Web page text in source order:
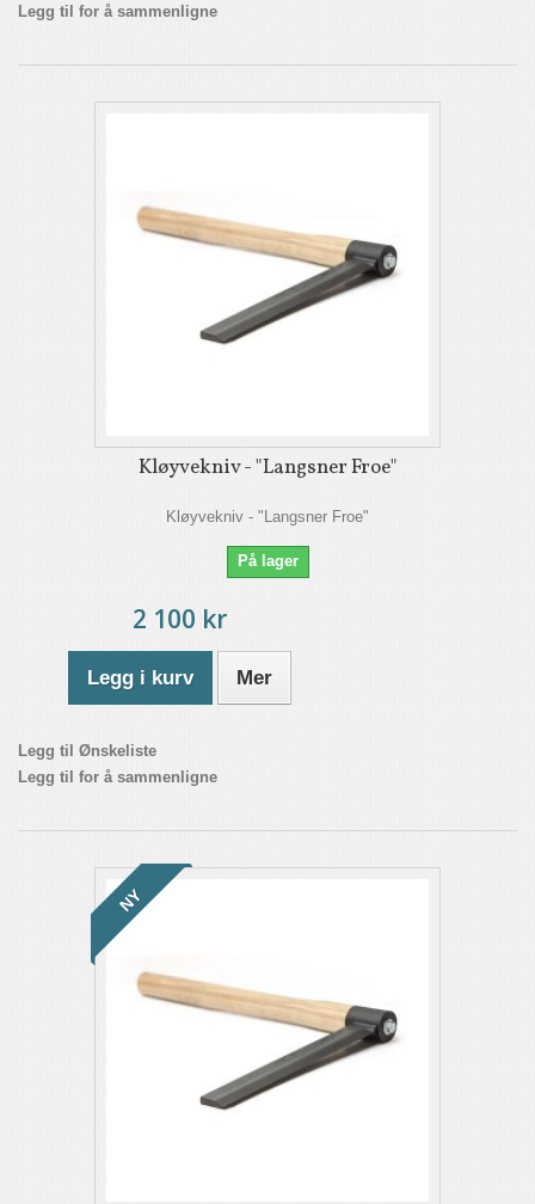
Legg til for å sammenligne
Kløyvekniv - "Langsner Froe"
Kløyvekniv - "Langsner Froe"
På lager
2 100 kr
Legg i kurv Mer
Legg til Ønskeliste
Legg til for å sammenligne
NY